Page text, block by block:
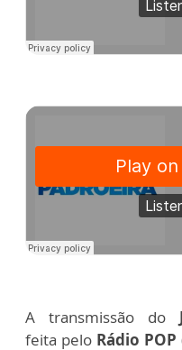
A transmissão do
feita peloRádio POP